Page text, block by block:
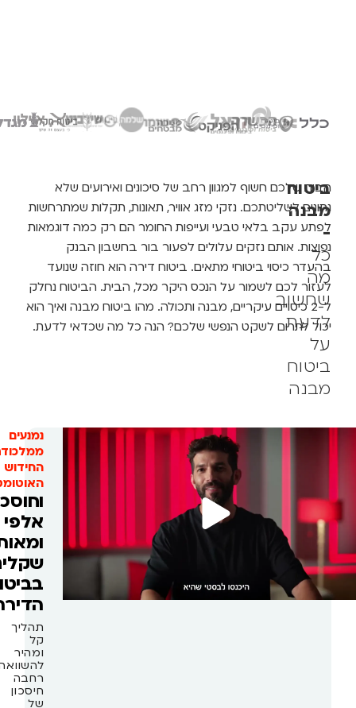
ביטוח
מבנה
כל
מה
שחשוב
לדעת
על
ביטוח
מבנה
הבית שלכם חשוף למגוון רחב של סיכונים ואירועים שלא
נתונים לשליטתכם. נזקי מזג אוויר, תאונות, תקלות שמתרחשות
לפתע עקב בלאי טבעי ועייפות החומר הם רק כמה דוגמאות
נפוצות. אותם נזקים עלולים לפעור בור בחשבון הבנק
בהעדר כיסוי ביטוחי מתאים. ביטוח דירה הוא חוזה שנועד
לעזור לכם לשמור על הנכס היקר מכל, הבית. הביטוח נחלק
ל-2 כיסויים עיקריים, מבנה ותכולה. מהו ביטוח מבנה ואיך הוא
יכול לתרום לשקט הנפשי שלכם? הנה כל מה שכדאי לדעת.
נמנעים
ממלכודת
החידוש
האוטומטי
וחוסכים
אלפי
ומאות
שקלים
בביטוח
הדירה
תהליך
ומהיר
להשוואה
רחבה
חיסכון